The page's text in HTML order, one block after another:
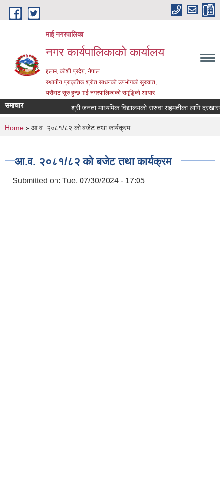
Skip to main content
माई नगरपालिका
नगर कार्यपालिकाको कार्यालय
इलाम, कोशी प्रदेश, नेपाल
स्थानीय प्राकृतिक श्रोत साधनको उपभोगको सुरुवात,
यसैबाट सुरु हुन्छ माई नगरपालिकाको समृद्धिको आधार
समाचार श्री जनता माध्यमिक विद्यालयको सरुवा सहमतीका लागि दरखास्त
You are here
Home » आ.व. २०८१/८२ को बजेट तथा कार्यक्रम
आ.व. २०८१/८२ को बजेट तथा कार्यक्रम
Submitted on: Tue, 07/30/2024 - 17:05